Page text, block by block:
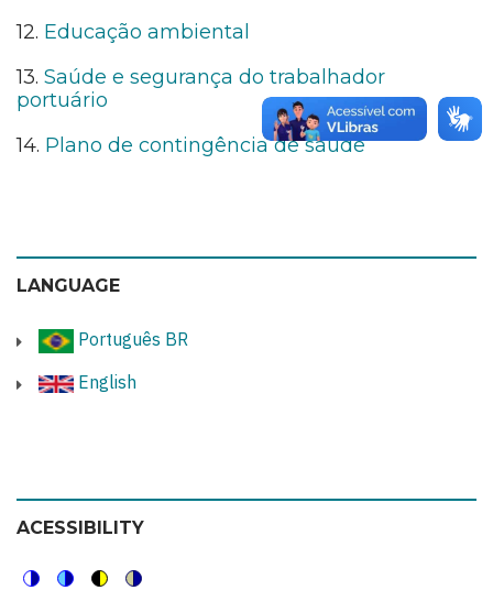
12. Educação ambiental
13. Saúde e segurança do trabalhador
portuário
14. Plano de contingência de saúde
LANGUAGE
Português BR
English
ACESSIBILITY